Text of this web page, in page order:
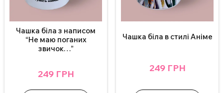
Чашка біла з написом
“Не маю поганих
звичок…”
249 ГРН
Чашка біла в стилі Аніме
249 ГРН